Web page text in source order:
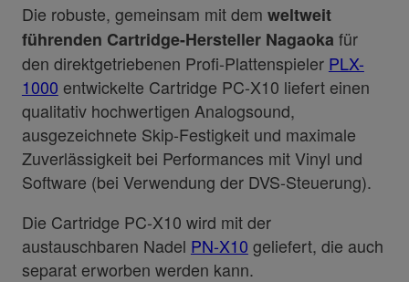
Die robuste, gemeinsam mit dem weltweit
führenden Cartridge-Hersteller Nagaoka für
den direktgetriebenen Profi-Plattenspieler PLX-
1000 entwickelte Cartridge PC-X10 liefert einen
qualitativ hochwertigen Analogsound,
ausgezeichnete Skip-Festigkeit und maximale
Zuverlässigkeit bei Performances mit Vinyl und
Software (bei Verwendung der DVS-Steuerung).
Die Cartridge PC-X10 wird mit der
austauschbaren Nadel PN-X10 geliefert, die auch
separat erworben werden kann.